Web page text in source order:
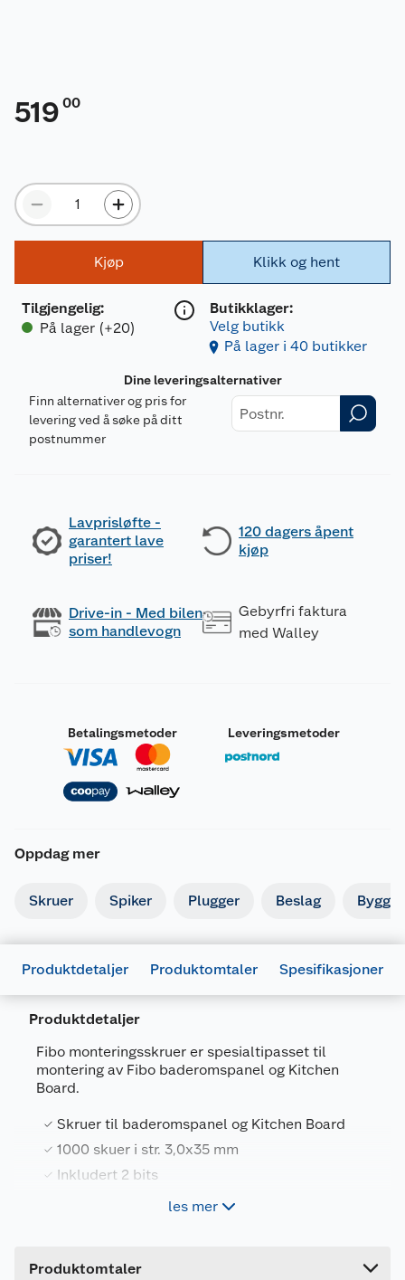
519 00
Kjøp
Tilgjengelig:
På lager (+20)
Klikk og hent
Butikklager:
Velg butikk
På lager i 40 butikker
Dine leveringsalternativer
Finn alternativer og pris for
levering ved å søke på ditt
postnummer
Lavprisløfte -
garantert lave
priser!
120 dagers åpent
kjøp
Drive-in - Med bilen
som handlevogn
Gebyrfri faktura
med Walley
Betalingsmetoder Leveringsmetoder
Oppdag mer
Skruer Spiker Plugger Beslag
Produktdetaljer Produktomtaler Spesifikasjoner
Produktdetaljer
Fibo monteringsskruer er spesialtipasset til
montering av Fibo baderomspanel og Kitchen
Board.
Skruer til baderomspanel og Kitchen Board
1000 skuer i str. 3,0x35 mm
Inkludert 2 bits
les mer
Produktomtaler
Artikkelnummer
7039490414427
Leverandørens artikkelnummer